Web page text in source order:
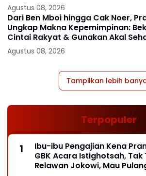
Agustus 08, 2026
Dari Ben Mboi hingga Cak Noer,
Ungkap Makna Kepemimpinan:
Cintai Rakyat & Gunakan Akal
Agustus 08, 2026
Tampilkan lebih
Terpopuler
Ibu-ibu Pengajian Kena
GBK Acara Istighotsah,
Relawan Jokowi, Mau